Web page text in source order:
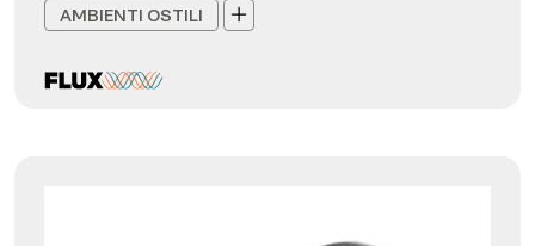
AMBIENTI OSTILI